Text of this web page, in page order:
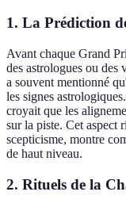
1. La Prédiction
Avant chaque Grand
des astrologues ou des
a souvent mentionné
les signes
croyait que les
sur la piste. Cet aspect
scepticisme, montre
de haut niveau.
2. Rituels de la